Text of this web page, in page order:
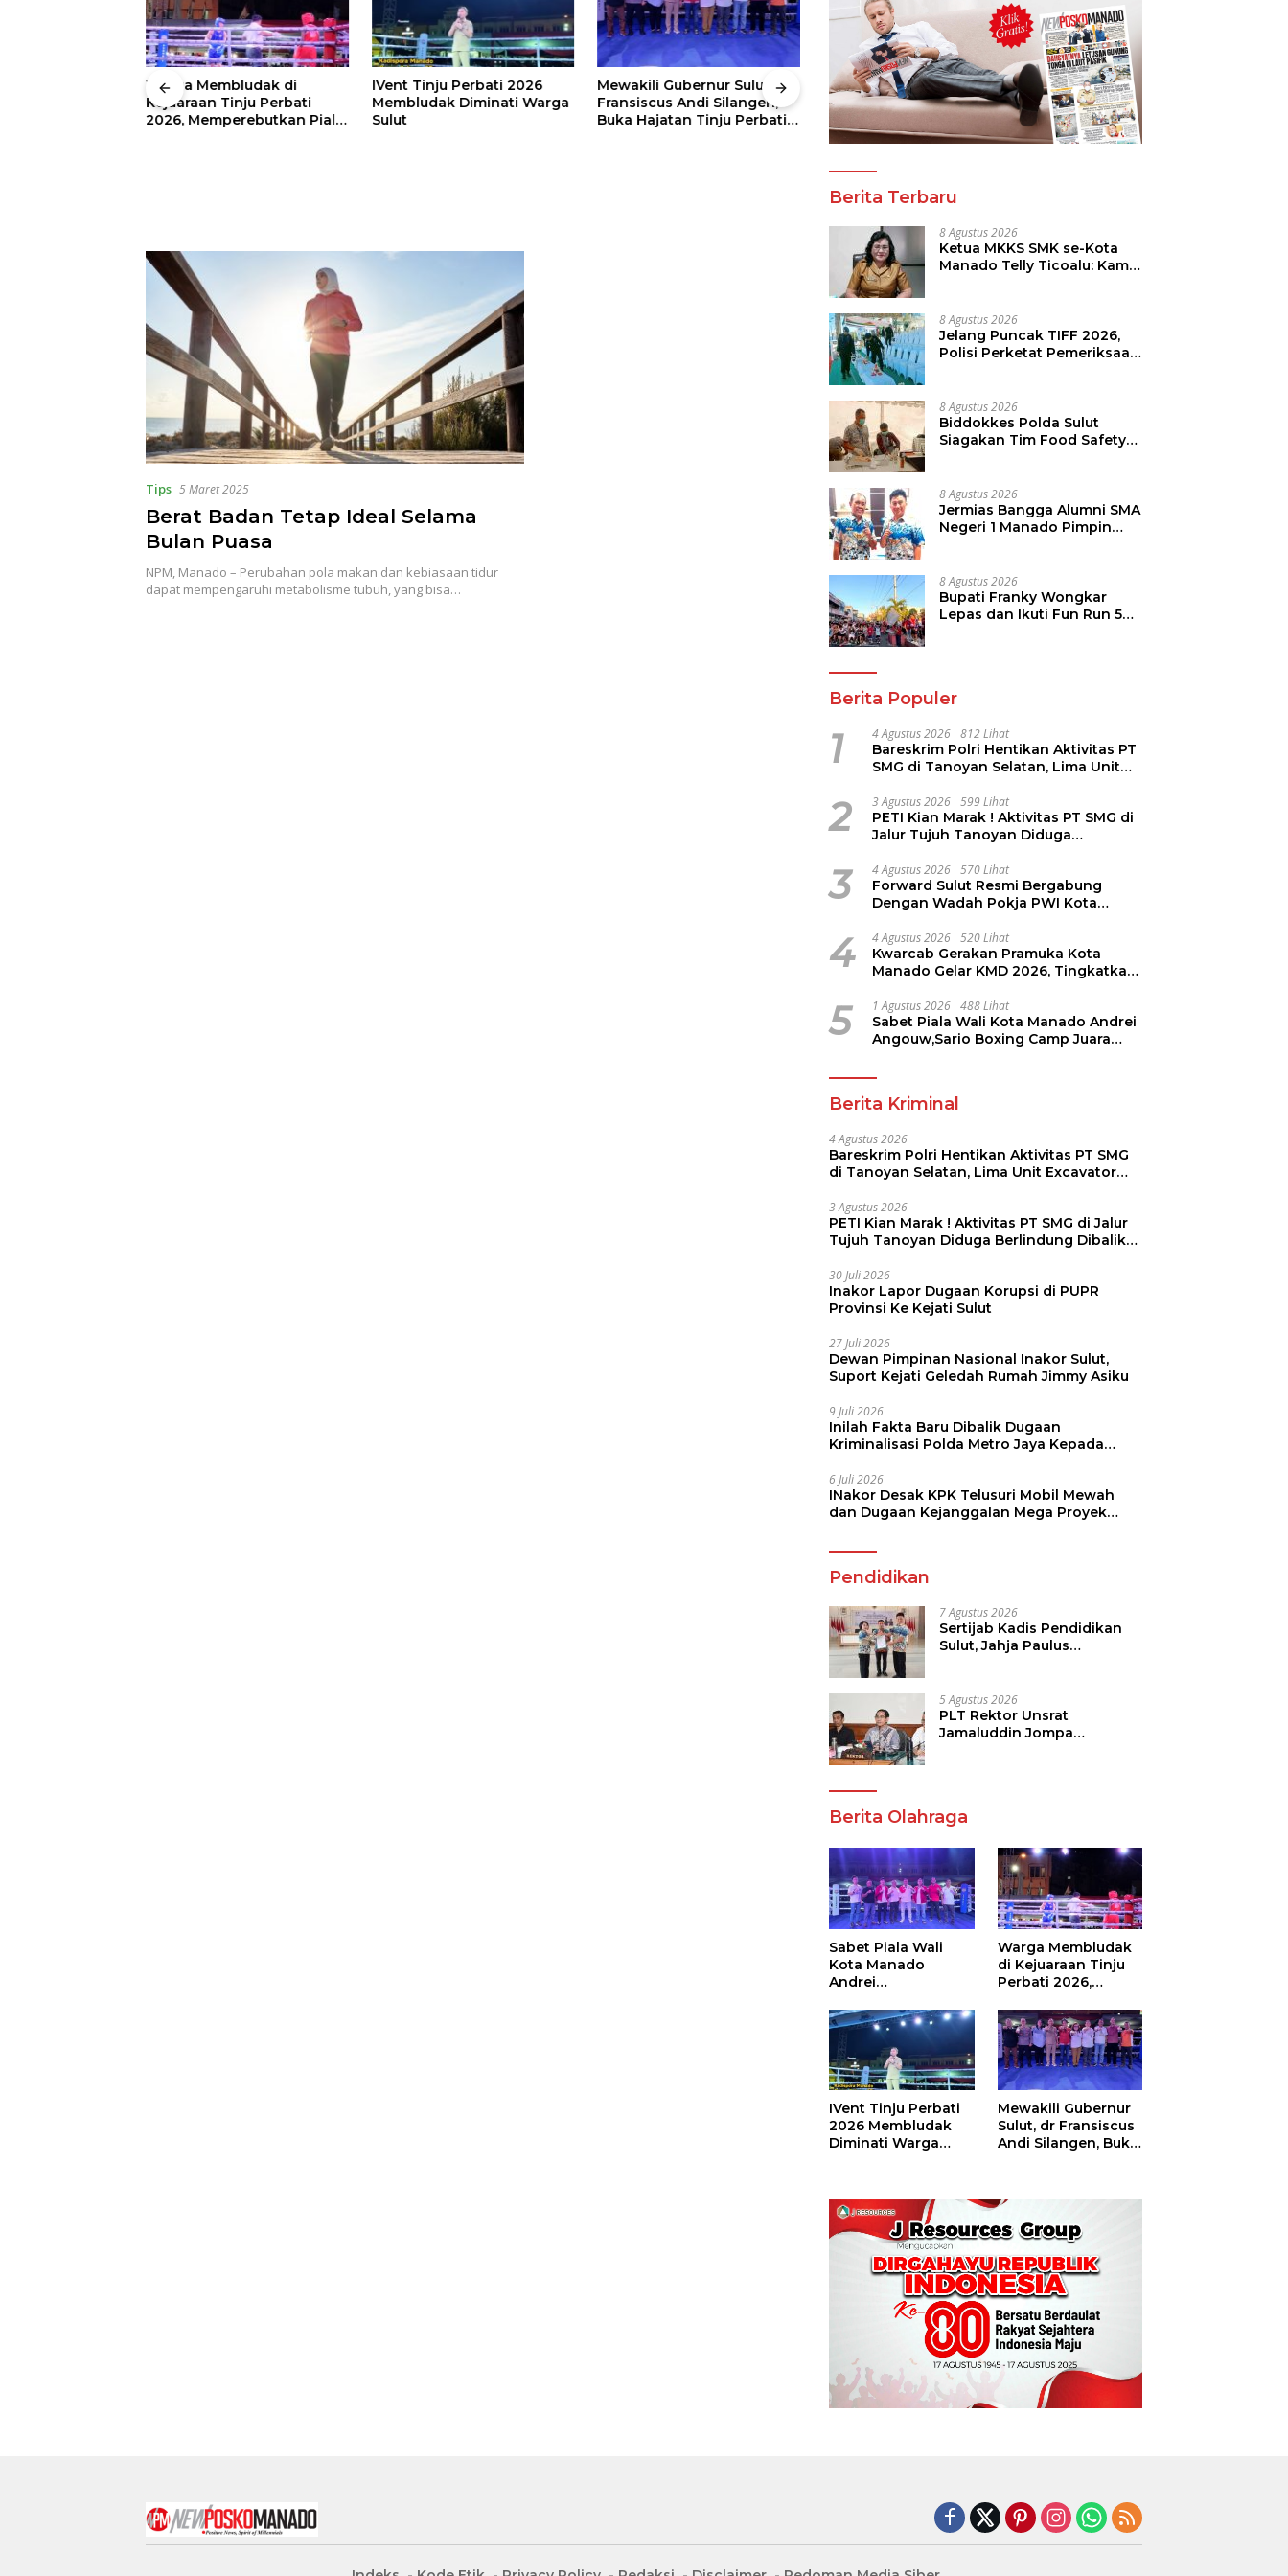
Warga Membludak di
Kejuaraan Tinju Perbati
2026, Memperebutkan Piala
IVent Tinju Perbati 2026
Membludak Diminati Warga
Sulut
Mewakili Gubernur Sulut, dr
Fransiscus Andi Silangen,
Buka Hajatan Tinju Perbati
Juara Tinju Asia Ramaikan
Kejuaraan Tinju Perbati
2026 Memperebutkan Piala
Wali Kota Manado
Panitia Tinju Perbati 2026
dan Pihak Mega Jasa
Kelolah All Out Siapkan
Lokasi Pertandingan
Tips 5 Maret 2025
Berat Badan Tetap Ideal Selama
Bulan Puasa
NPM, Manado – Perubahan pola makan dan kebiasaan tidur
dapat mempengaruhi metabolisme tubuh, yang bisa…
Berita Terbaru
8 Agustus 2026
Ketua MKKS SMK se-Kota
Manado Telly Ticoalu: Kami
Rondonuwu
8 Agustus 2026
Jelang Puncak TIFF 2026,
Polisi Perketat Pemeriksaan
8 Agustus 2026
Biddokkes Polda Sulut
Siagakan Tim Food Safety
8 Agustus 2026
Jermias Bangga Alumni SMA
Negeri 1 Manado Pimpin
8 Agustus 2026
Bupati Franky Wongkar
Lepas dan Ikuti Fun Run 5K
Berita Populer
1 4 Agustus 2026 812 Lihat
Bareskrim Polri Hentikan Aktivitas PT
SMG di Tanoyan Selatan, Lima Unit
2 3 Agustus 2026 599 Lihat
PETI Kian Marak ! Aktivitas PT SMG di
Jalur Tujuh Tanoyan Diduga
3 4 Agustus 2026 570 Lihat
Forward Sulut Resmi Bergabung
Dengan Wadah Pokja PWI Kota
4 4 Agustus 2026 520 Lihat
Kwarcab Gerakan Pramuka Kota
Manado Gelar KMD 2026, Tingkatkan
Pramuka
5 1 Agustus 2026 488 Lihat
Sabet Piala Wali Kota Manado Andrei
Angouw,Sario Boxing Camp Juara
Berita Kriminal
4 Agustus 2026
Bareskrim Polri Hentikan Aktivitas PT SMG
di Tanoyan Selatan, Lima Unit Excavator
3 Agustus 2026
PETI Kian Marak ! Aktivitas PT SMG di Jalur
Tujuh Tanoyan Diduga Berlindung Dibalik
30 Juli 2026
Inakor Lapor Dugaan Korupsi di PUPR
Provinsi Ke Kejati Sulut
27 Juli 2026
Dewan Pimpinan Nasional Inakor Sulut,
Suport Kejati Geledah Rumah Jimmy Asiku
9 Juli 2026
Inilah Fakta Baru Dibalik Dugaan
Kriminalisasi Polda Metro Jaya Kepada
6 Juli 2026
INakor Desak KPK Telusuri Mobil Mewah
dan Dugaan Kejanggalan Mega Proyek
Pendidikan
7 Agustus 2026
Sertijab Kadis Pendidikan
Sulut, Jahja Paulus
Pendidikan
5 Agustus 2026
PLT Rektor Unsrat
Jamaluddin Jompa
Berita Olahraga
Sabet Piala Wali
Kota Manado
Andrei
Boxing Camp Juara
Umum Tinju Perbati
2026
Warga Membludak
di Kejuaraan Tinju
Perbati 2026,
Piala Wali Kota
IVent Tinju Perbati
2026 Membludak
Diminati Warga
Mewakili Gubernur
Sulut, dr Fransiscus
Andi Silangen, Buka
Piala Wali Kota
Manado